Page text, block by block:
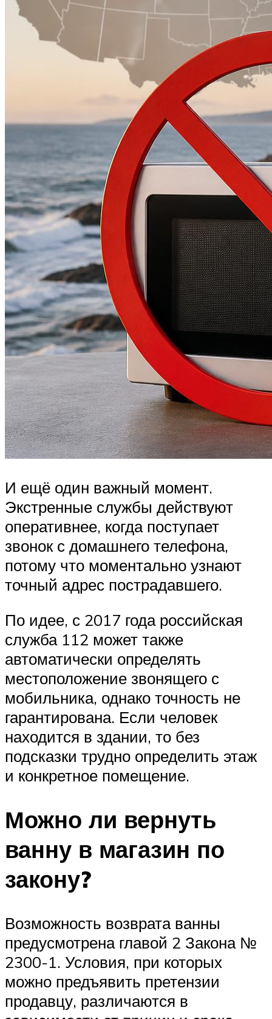
И ещё один важный момент.
Экстренные службы действуют
оперативнее, когда поступает
звонок с домашнего телефона,
потому что моментально узнают
точный адрес пострадавшего.
По идее, с 2017 года российская
служба 112 может также
автоматически определять
местоположение звонящего с
мобильника, однако точность не
гарантирована. Если человек
находится в здании, то без
подсказки трудно определить этаж
и конкретное помещение.
Можно ли вернуть
ванну в магазин по
закону?
Возможность возврата ванны
предусмотрена главой 2 Закона №
2300-1. Условия, при которых
можно предъявить претензии
продавцу, различаются в